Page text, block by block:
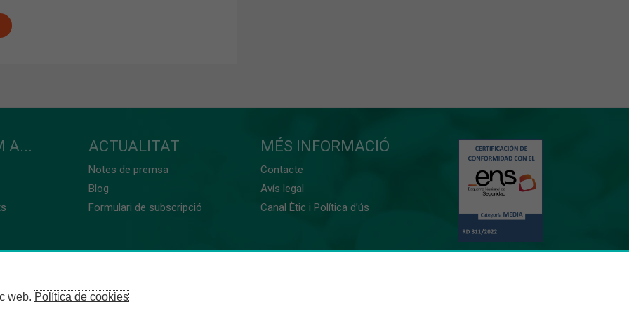
A... ACTUALITAT
Notes de premsa
Blog
Formulari de subscripció
MÉS INFORMACIÓ
Contacte
Avís legal
Canal Ètic i Política d’ús
web.Política de cookies